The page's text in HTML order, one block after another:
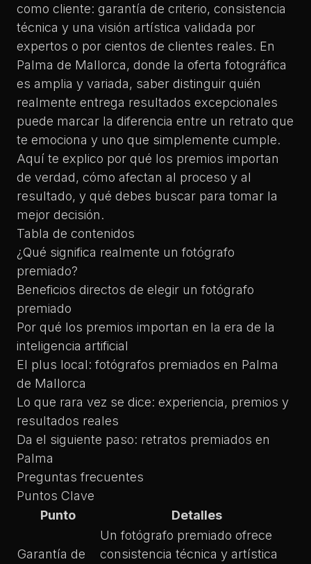
como cliente: garantía de criterio, consistencia
técnica y una visión artística validada por
expertos o por cientos de clientes reales. En
Palma de Mallorca, donde la oferta fotográfica
es amplia y variada, saber distinguir quién
realmente entrega resultados excepcionales
puede marcar la diferencia entre un retrato que
te emociona y uno que simplemente cumple.
Aquí te explico por qué los premios importan
de verdad, cómo afectan al proceso y al
resultado, y qué debes buscar para tomar la
mejor decisión.
Tabla de contenidos
¿Qué significa realmente un fotógrafo
premiado?
Beneficios directos de elegir un fotógrafo
premiado
Por qué los premios importan en la era de la
inteligencia artificial
El plus local: fotógrafos premiados en Palma
de Mallorca
Lo que rara vez se dice: experiencia, premios y
resultados reales
Da el siguiente paso: retratos premiados en
Palma
Preguntas frecuentes
Puntos Clave
Punto
Detalles
Garantía de
Un fotógrafo premiado ofrece
consistencia técnica y artística